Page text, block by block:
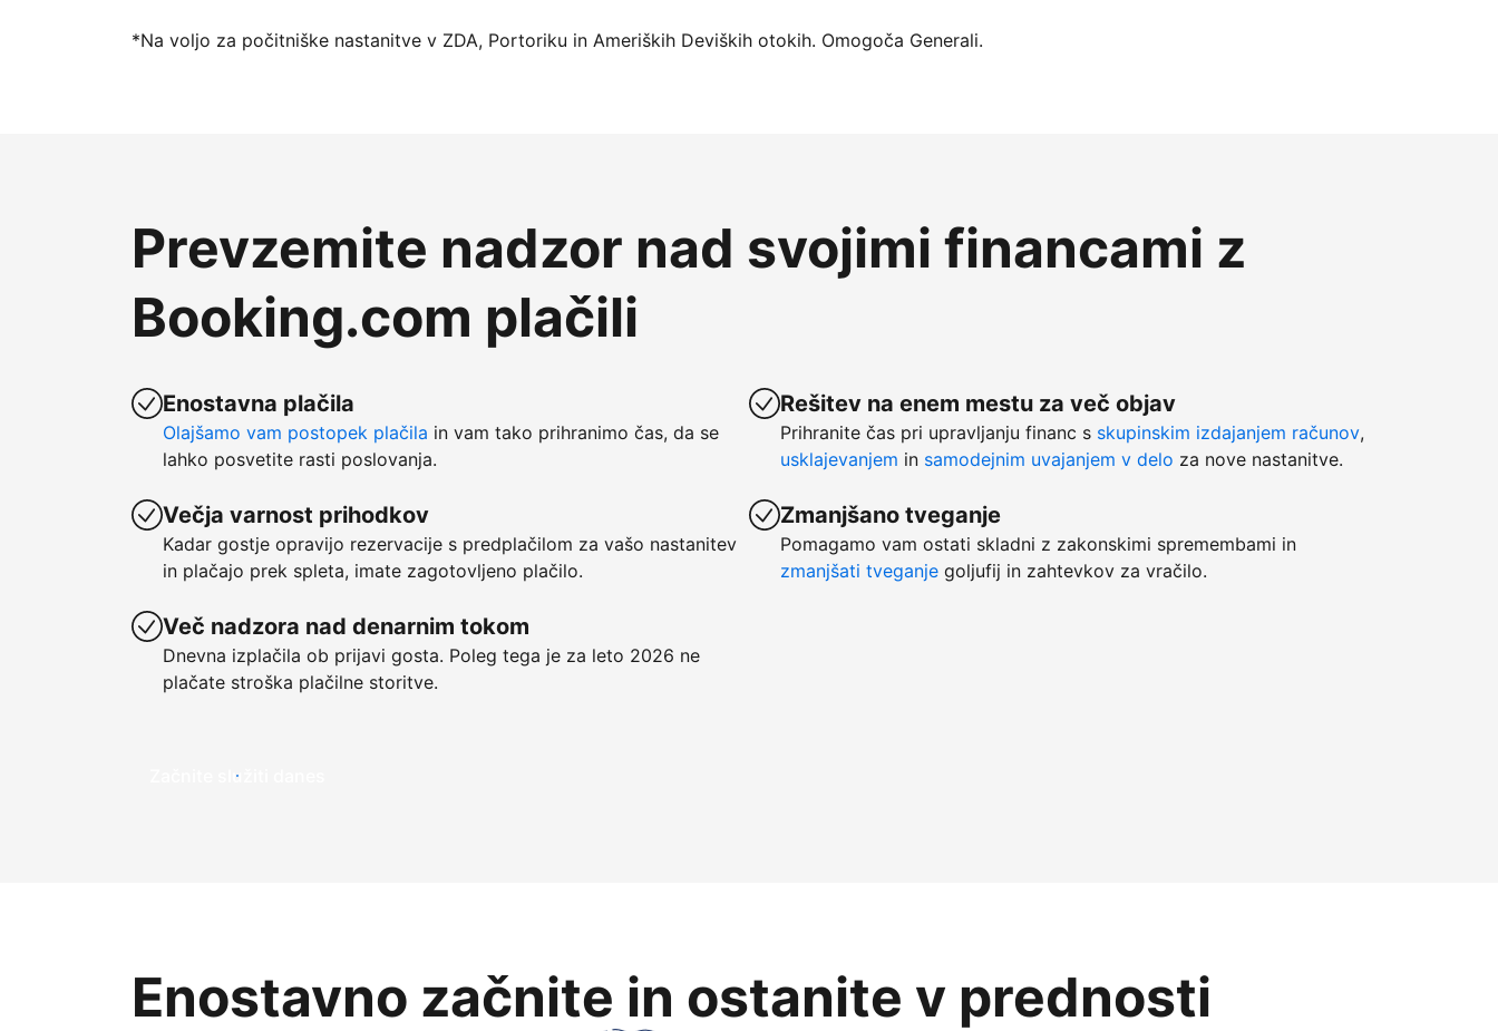
*Na voljo za počitniške nastanitve v ZDA, Portoriku in Ameriških Deviških otokih. Omogoča Generali.
Prevzemite nadzor nad svojimi financami z
Booking.com plačili
Enostavna plačila
Olajšamo vam postopek plačila in vam tako prihranimo čas, da se
lahko posvetite rasti poslovanja.
Večja varnost prihodkov
Kadar gostje opravijo rezervacije s predplačilom za vašo nastanitev
in plačajo prek spleta, imate zagotovljeno plačilo.
Več nadzora nad denarnim tokom
Dnevna izplačila ob prijavi gosta. Poleg tega je za leto 2026 ne
plačate stroška plačilne storitve.
Rešitev na enem mestu za več objav
Prihranite čas pri upravljanju financ s skupinskim izdajanjem računov,
usklajevanjem in samodejnim uvajanjem v delo za nove nastanitve.
Zmanjšano tveganje
Pomagamo vam ostati skladni z zakonskimi spremembami in
zmanjšati tveganje goljufij in zahtevkov za vračilo.
Začnite služiti danes
Enostavno začnite in ostanite v prednosti